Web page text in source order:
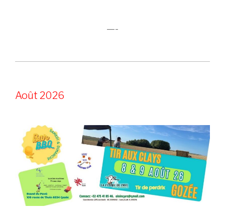
—-
Août 2026